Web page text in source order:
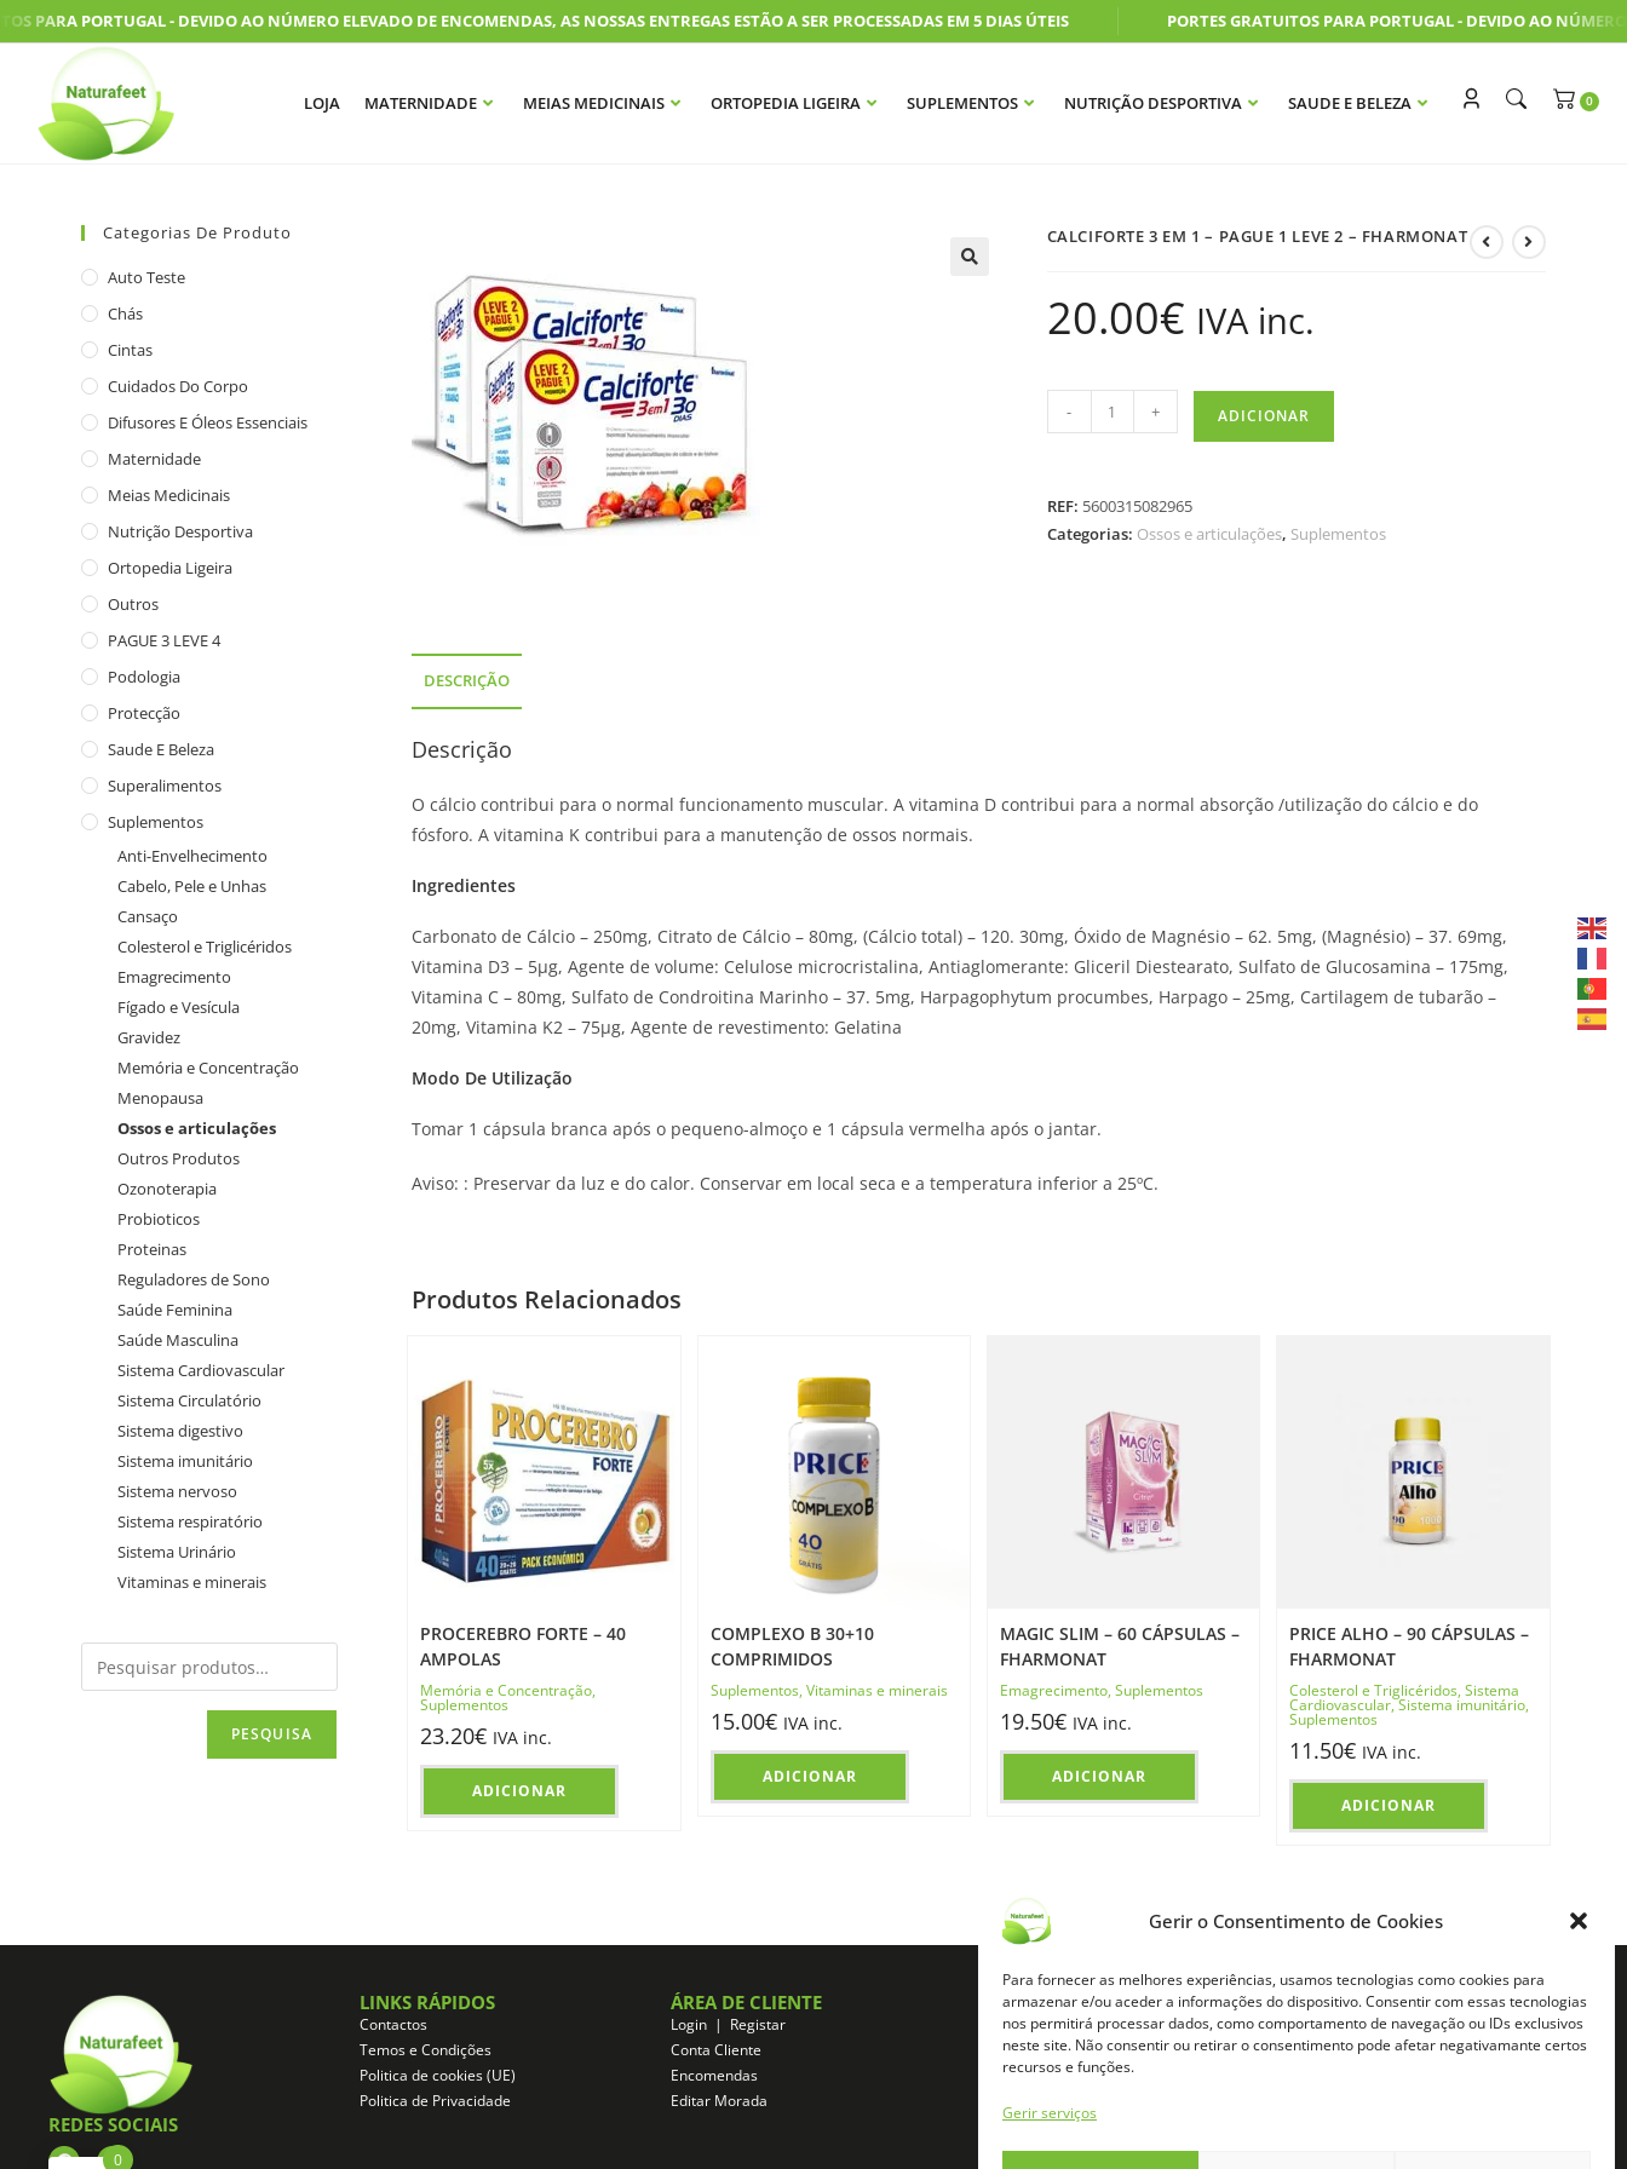
Gerir o Consentimento de Cookies
Para fornecer as melhores experiências, usamos tecnologias como cookies para
armazenar e/ou aceder a informações do dispositivo. Consentir com essas tecnologias
nos permitirá processar dados, como comportamento de navegação ou IDs exclusivos
neste site. Não consentir ou retirar o consentimento pode afetar negativamante certos
recursos e funções.
Gerir serviços
PARA PORTUGAL - DEVIDO AO NÚMERO ELEVADO DE ENCOMENDAS, AS NOSSAS ENTREGAS ESTÃO A SER PROCESSADAS EM 5 DIAS ÚTEIS PORTES GRATUITOS PARA PORTUGAL - DEVIDO AO NÚMERO
LOJA MATERNIDADE MEIAS MEDICINAIS ORTOPEDIA LIGEIRA SUPLEMENTOS NUTRIÇÃO DESPORTIVA SAUDE E BELEZA
CALCIFORTE 3 EM 1 – PAGUE 1 LEVE 2 – FHARMONAT
20.00€ IVA inc.
- + ADICIONAR
REF: 5600315082965
Categorias: Ossos e articulações, Suplementos
DESCRIÇÃO
Descrição
O cálcio contribui para o normal funcionamento muscular. A vitamina D contribui para a normal absorção /utilização do cálcio e do
fósforo. A vitamina K contribui para a manutenção de ossos normais.
Ingredientes
Carbonato de Cálcio – 250mg, Citrato de Cálcio – 80mg, (Cálcio total) – 120. 30mg, Óxido de Magnésio – 62. 5mg, (Magnésio) – 37. 69mg,
Vitamina D3 – 5µg, Agente de volume: Celulose microcristalina, Antiaglomerante: Gliceril Diestearato, Sulfato de Glucosamina – 175mg,
Vitamina C – 80mg, Sulfato de Condroitina Marinho – 37. 5mg, Harpagophytum procumbes, Harpago – 25mg, Cartilagem de tubarão –
20mg, Vitamina K2 – 75µg, Agente de revestimento: Gelatina
Modo De Utilização
Tomar 1 cápsula branca após o pequeno-almoço e 1 cápsula vermelha após o jantar.
Aviso: : Preservar da luz e do calor. Conservar em local seca e a temperatura inferior a 25ºC.
Produtos Relacionados
PROCEREBRO FORTE – 40
AMPOLAS
Memória e Concentração,
Suplementos
23.20€ IVA inc.
ADICIONAR
COMPLEXO B 30+10
COMPRIMIDOS
Suplementos, Vitaminas e minerais
15.00€ IVA inc.
ADICIONAR
MAGIC SLIM – 60 CÁPSULAS –
FHARMONAT
Emagrecimento, Suplementos
19.50€ IVA inc.
ADICIONAR
PRICE ALHO – 90 CÁPSULAS –
FHARMONAT
Colesterol e Triglicéridos, Sistema
Cardiovascular,Sistema imunitário,
Suplementos
11.50€ IVA inc.
ADICIONAR
Categorias De Produto
Auto Teste
Chás
Cintas
Cuidados Do Corpo
Difusores E Óleos Essenciais
Maternidade
Meias Medicinais
Nutrição Desportiva
Ortopedia Ligeira
Outros
PAGUE 3 LEVE 4
Podologia
Protecção
Saude E Beleza
Superalimentos
Suplementos
Anti-Envelhecimento
Cabelo, Pele e Unhas
Cansaço
Colesterol e Triglicéridos
Emagrecimento
Fígado e Vesícula
Gravidez
Memória e Concentração
Menopausa
Ossos e articulações
Outros Produtos
Ozonoterapia
Probioticos
Proteinas
Reguladores de Sono
Saúde Feminina
Saúde Masculina
Sistema Cardiovascular
Sistema Circulatório
Sistema digestivo
Sistema imunitário
Sistema nervoso
Sistema respiratório
Sistema Urinário
Vitaminas e minerais
PESQUISA
REDES SOCIAIS
LINKS RÁPIDOS
Contactos
Temos e Condições
Politica de cookies (UE)
Politica de Privacidade
ÁREA DE CLIENTE
Login | Registar
Conta Cliente
Encomendas
Editar Morada
ZONA DE AFILIADOS
Registo de Afiliado
Login de Afiliado
Aceder a área de Afiliado
CONTACTOS
Telemóvel:
(+351) 931630638*
Chamada para rede móvel digital
0